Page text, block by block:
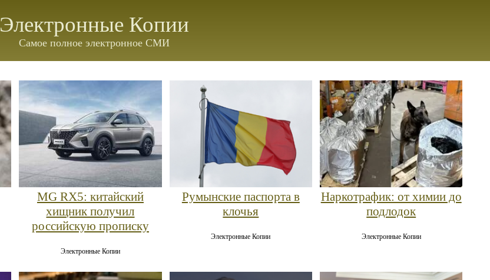
Электронные Копии
Самое полное электронное СМИ
MG RX5: китайский
хищник получил
российскую прописку
Электронные Копии
Румынские паспорта в
клочья
Электронные Копии
Наркотрафик: от химии до
подлодок
Электронные Копии